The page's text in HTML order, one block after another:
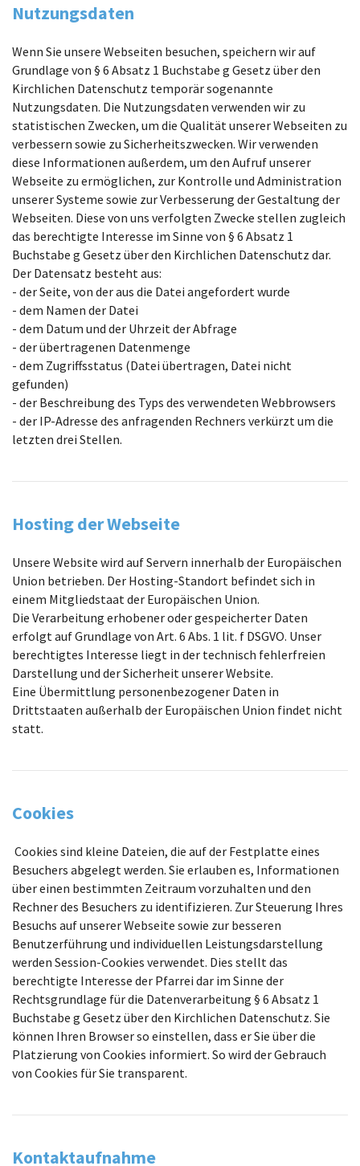
Nutzungsdaten
Wenn Sie unsere Webseiten besuchen, speichern wir auf
Grundlage von § 6 Absatz 1 Buchstabe g Gesetz über den
Kirchlichen Datenschutz temporär sogenannte
Nutzungsdaten. Die Nutzungsdaten verwenden wir zu
statistischen Zwecken, um die Qualität unserer Webseiten zu
verbessern sowie zu Sicherheitszwecken. Wir verwenden
diese Informationen außerdem, um den Aufruf unserer
Webseite zu ermöglichen, zur Kontrolle und Administration
unserer Systeme sowie zur Verbesserung der Gestaltung der
Webseiten. Diese von uns verfolgten Zwecke stellen zugleich
das berechtigte Interesse im Sinne von § 6 Absatz 1
Buchstabe g Gesetz über den Kirchlichen Datenschutz dar.
Der Datensatz besteht aus:
- der Seite, von der aus die Datei angefordert wurde
- dem Namen der Datei
- dem Datum und der Uhrzeit der Abfrage
- der übertragenen Datenmenge
- dem Zugriffsstatus (Datei übertragen, Datei nicht
gefunden)
- der Beschreibung des Typs des verwendeten Webbrowsers
- der IP-Adresse des anfragenden Rechners verkürzt um die
letzten drei Stellen.
Hosting der Webseite
Unsere Website wird auf Servern innerhalb der Europäischen
Union betrieben. Der Hosting-Standort befindet sich in
einem Mitgliedstaat der Europäischen Union.
Die Verarbeitung erhobener oder gespeicherter Daten
erfolgt auf Grundlage von Art. 6 Abs. 1 lit. f DSGVO. Unser
berechtigtes Interesse liegt in der technisch fehlerfreien
Darstellung und der Sicherheit unserer Website.
Eine Übermittlung personenbezogener Daten in
Drittstaaten außerhalb der Europäischen Union findet nicht
statt.
Cookies
Cookies sind kleine Dateien, die auf der Festplatte eines
Besuchers abgelegt werden. Sie erlauben es, Informationen
über einen bestimmten Zeitraum vorzuhalten und den
Rechner des Besuchers zu identifizieren. Zur Steuerung Ihres
Besuchs auf unserer Webseite sowie zur besseren
Benutzerführung und individuellen Leistungsdarstellung
werden Session-Cookies verwendet. Dies stellt das
berechtigte Interesse der Pfarrei dar im Sinne der
Rechtsgrundlage für die Datenverarbeitung § 6 Absatz 1
Buchstabe g Gesetz über den Kirchlichen Datenschutz. Sie
können Ihren Browser so einstellen, dass er Sie über die
Platzierung von Cookies informiert. So wird der Gebrauch
von Cookies für Sie transparent.
Kontaktaufnahme